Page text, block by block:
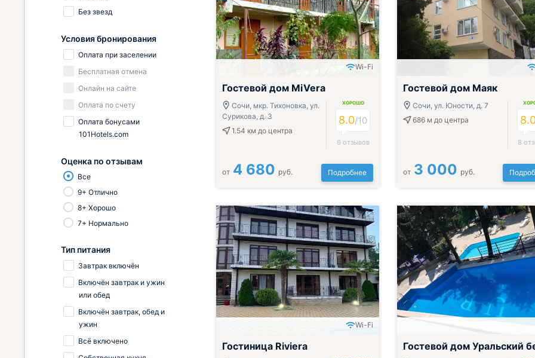
Wi-Fi
Гостевой дом MiVera
Сочи, мкр. Тихоновка, ул.
Сурикова, д. 3
1.54 км до центра
ХОРОШО
8.0/10
6 отзывов
от 4 680 руб. Подробнее
Гостевой дом Маяк
Сочи, ул. Юности, д. 7
686 м до центра
8
от 3 000 руб.
Wi-Fi
Гостиница Riviera Гостевой дом Уральский
Без звезд
Условия бронирования
Оплата при заселении
Бесплатная отмена
Онлайн на сайте
Оплата по счету
Оплата бонусами
101Hotels.com
Оценка по отзывам
Все
9+ Отлично
8+ Хорошо
7+ Нормально
Тип питания
Завтрак включён
Включён завтрак и ужин
или обед
Включён завтрак, обед и
ужин
Всё включено